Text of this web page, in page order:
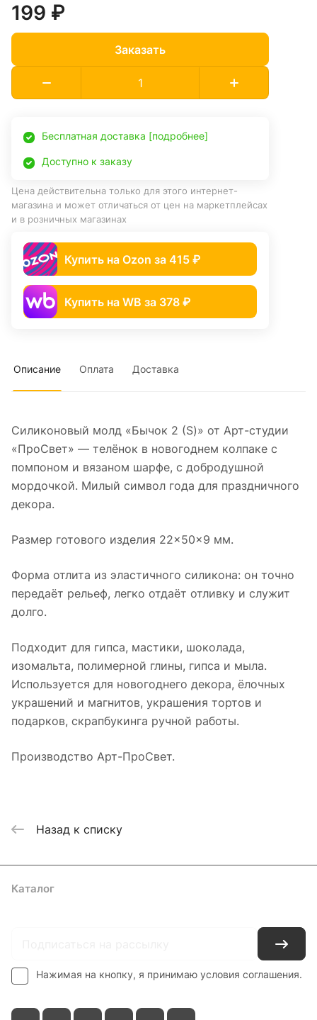
199 ₽
Заказать
Бесплатная доставка [подробнее]
Доступно к заказу
Цена действительна только для этого интернет-
магазина и может отличаться от цен на маркетплейсах
и в розничных магазинах
Купить на Ozon за 415 ₽
Купить на WB за 378 ₽
Описание Оплата Доставка
Силиконовый молд «Бычок 2 (S)» от Арт-студии
«ПроСвет» — телёнок в новогоднем колпаке с
помпоном и вязаном шарфе, с добродушной
мордочкой. Милый символ года для праздничного
декора.
Размер готового изделия 22×50×9 мм.
Форма отлита из эластичного силикона: он точно
передаёт рельеф, легко отдаёт отливку и служит
долго.
Подходит для гипса, мастики, шоколада,
изомальта, полимерной глины, гипса и мыла.
Используется для новогоднего декора, ёлочных
украшений и магнитов, украшения тортов и
подарков, скрапбукинга ручной работы.
Производство Арт-ПроСвет.
Назад к списку
Каталог
Нажимая на кнопку, я принимаю условия соглашения.